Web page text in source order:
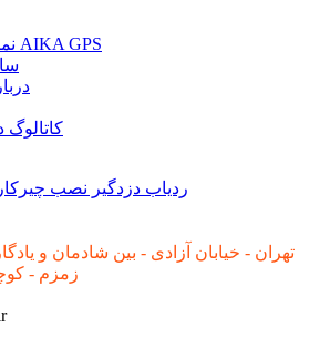
نمایندگی ردیاب آیکا AIKA GPS
کاتالوگ
ردیاب دزدگیر نصب چیرکار
تهران - خیابان آزادی - بین شادمان و
زمزم - کوچه